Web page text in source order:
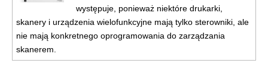
występuje, ponieważ niektóre drukarki,
skanery i urządzenia wielofunkcyjne mają tylko sterowniki, ale
nie mają konkretnego oprogramowania do zarządzania
skanerem.